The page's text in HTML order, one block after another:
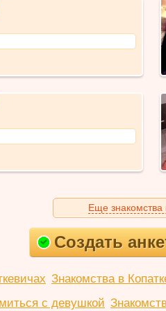
Еще знакомства
Создать
Знакомства в
с девушкой